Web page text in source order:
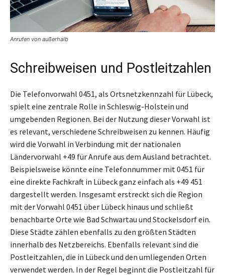
Anrufen von außerhalb
Schreibweisen und Postleitzahlen
Die Telefonvorwahl 0451, als Ortsnetzkennzahl für Lübeck,
spielt eine zentrale Rolle in Schleswig-Holstein und
umgebenden Regionen. Bei der Nutzung dieser Vorwahl ist
es relevant, verschiedene Schreibweisen zu kennen. Häufig
wird die Vorwahl in Verbindung mit der nationalen
Ländervorwahl +49 für Anrufe aus dem Ausland betrachtet.
Beispielsweise könnte eine Telefonnummer mit 0451 für
eine direkte Fachkraft in Lübeck ganz einfach als +49 451
dargestellt werden. Insgesamt erstreckt sich die Region
mit der Vorwahl 0451 über Lübeck hinaus und schließt
benachbarte Orte wie Bad Schwartau und Stockelsdorf ein.
Diese Städte zählen ebenfalls zu den größten Städten
innerhalb des Netzbereichs. Ebenfalls relevant sind die
Postleitzahlen, die in Lübeck und den umliegenden Orten
verwendet werden. In der Regel beginnt die Postleitzahl für